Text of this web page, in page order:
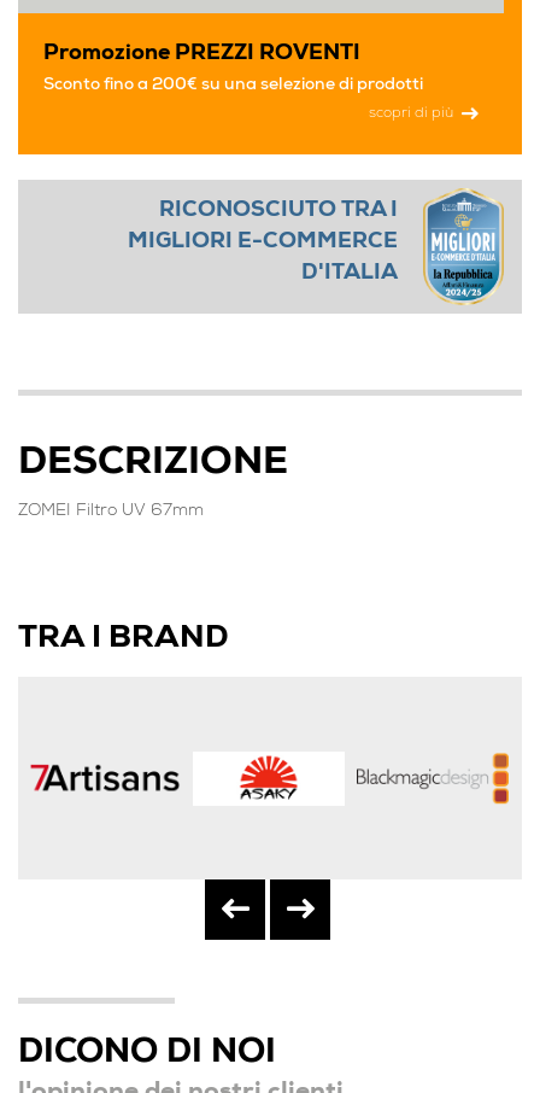
Promozione PREZZI ROVENTI
Sconto fino a 200€ su una selezione di prodotti
scopri di più
RICONOSCIUTO TRA I
MIGLIORI E-COMMERCE
D'ITALIA
DESCRIZIONE
ZOMEI Filtro UV 67mm
TRA I BRAND
DICONO DI NOI